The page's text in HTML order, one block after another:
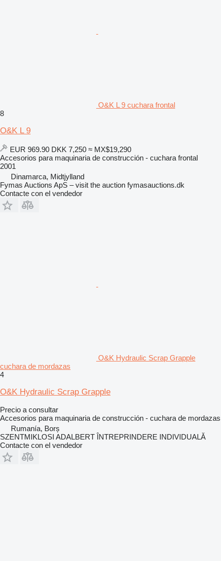
O&K L 9 cuchara frontal
8
O&K L 9
EUR 969.90 DKK 7,250 ≈ MX$19,290
Accesorios para maquinaria de construcción - cuchara frontal
2001
Dinamarca, Midtjylland
Fymas Auctions ApS – visit the auction fymasauctions.dk
Contacte con el vendedor
O&K Hydraulic Scrap Grapple
cuchara de mordazas
4
O&K Hydraulic Scrap Grapple
Precio a consultar
Accesorios para maquinaria de construcción - cuchara de mordazas
Rumanía, Borș
SZENTMIKLOSI ADALBERT ÎNTREPRINDERE INDIVIDUALĂ
Contacte con el vendedor